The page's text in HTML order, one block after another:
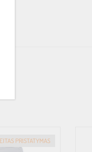
PRISTATYMAS